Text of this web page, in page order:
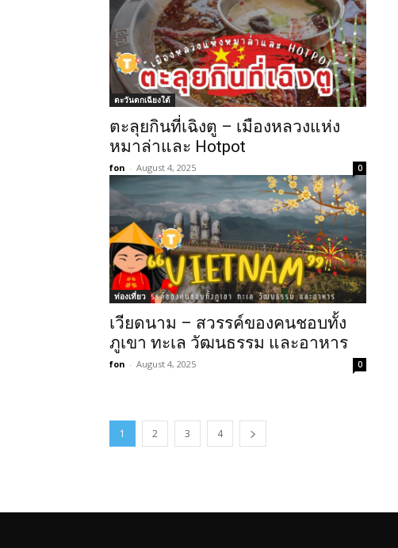
ตะวันตกเฉียงใต้
ตะลุยกินที่เฉิงตู – เมืองหลวงแห่ง
หมาล่าและ Hotpot
fon - August 4, 2025 0
ท่องเที่ยว
เวียดนาม – สวรรค์ของคนชอบทั้ง
ภูเขา ทะเล วัฒนธรรม และอาหาร
fon - August 4, 2025 0
1 2 3 4